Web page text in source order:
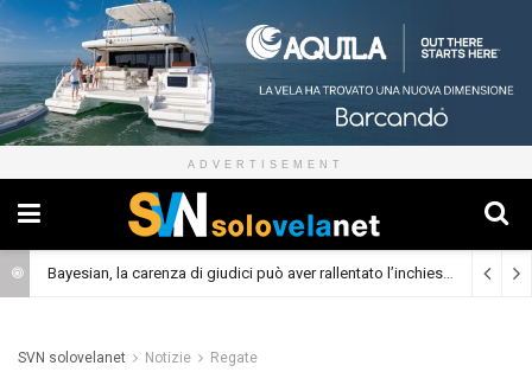
ADVERTISEMENT
Bayesian, la carenza di giudici può aver rallentato l’inchiesta (Cronaca)
SVN solovelanet Notizie Regate